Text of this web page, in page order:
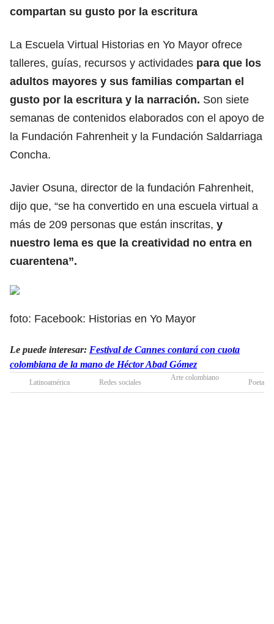
compartan su gusto por la escritura
La Escuela Virtual Historias en Yo Mayor ofrece
talleres, guías, recursos y actividades para que los
adultos mayores y sus familias compartan el
gusto por la escritura y la narración. Son siete
semanas de contenidos elaborados con el apoyo de
la Fundación Fahrenheit y la Fundación Saldarriaga
Concha.
Javier Osuna, director de la fundación Fahrenheit,
dijo que, “se ha convertido en una escuela virtual a
más de 209 personas que están inscritas, y
nuestro lema es que la creatividad no entra en
cuarentena”.
foto: Facebook: Historias en Yo Mayor
Le puede interesar: Festival de Cannes contará con cuota
colombiana de la mano de Héctor Abad Gómez
Latinoamérica Redes sociales
Arte colombiano
Poetas